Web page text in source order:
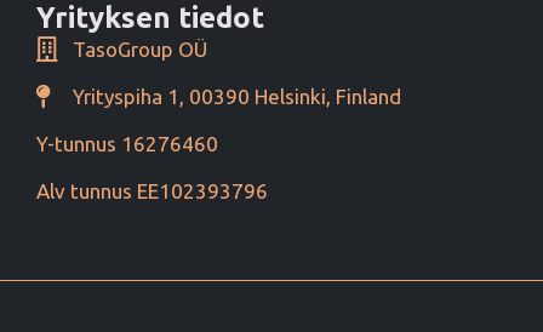
Yrityksen tiedot
TasoGroup OÜ
Yrityspiha 1, 00390 Helsinki, Finland
Y-tunnus 16276460
Alv tunnus EE102393796